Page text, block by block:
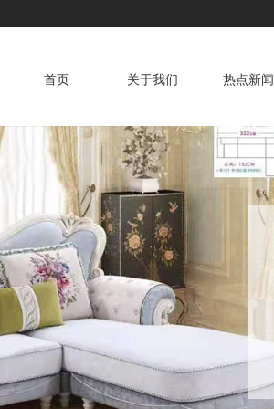
首页 关于我们 热点新闻